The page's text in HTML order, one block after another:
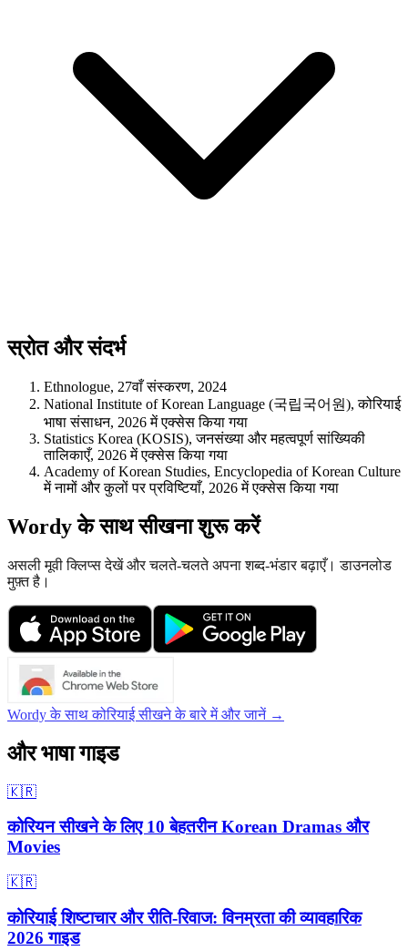
स्रोत और संदर्भ
Ethnologue, 27वाँ संस्करण, 2024
National Institute of Korean Language (국립국어원), कोरियाई
भाषा संसाधन, 2026 में एक्सेस किया गया
Statistics Korea (KOSIS), जनसंख्या और महत्वपूर्ण सांख्यिकी
तालिकाएँ, 2026 में एक्सेस किया गया
Academy of Korean Studies, Encyclopedia of Korean Culture
में नामों और कुलों पर प्रविष्टियाँ, 2026 में एक्सेस किया गया
Wordy के साथ सीखना शुरू करें
असली मूवी क्लिप्स देखें और चलते-चलते अपना शब्द-भंडार बढ़ाएँ। डाउनलोड
मुफ़्त है।
Wordy के साथ कोरियाई सीखने के बारे में और जानें →
और भाषा गाइड
🇰🇷
कोरियन सीखने के लिए 10 बेहतरीन Korean Dramas और
Movies
🇰🇷
कोरियाई शिष्टाचार और रीति-रिवाज: विनम्रता की व्यावहारिक
2026 गाइड